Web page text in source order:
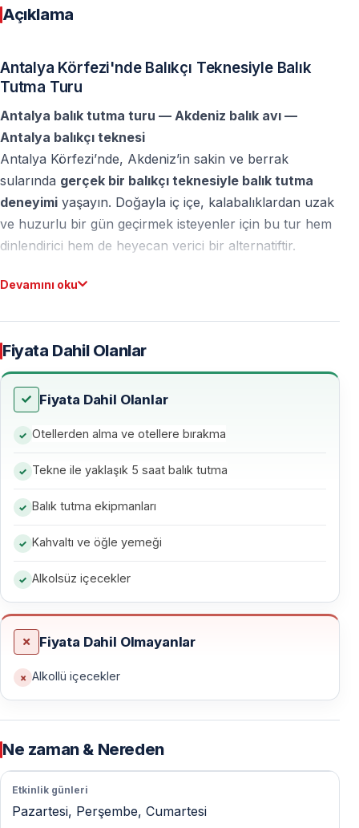
Açıklama
Antalya Körfezi'nde Balıkçı Teknesiyle Balık
Tutma Turu
Antalya balık tutma turu — Akdeniz balık avı —
Antalya balıkçı teknesi
Antalya Körfezi’nde, Akdeniz’in sakin ve berrak
sularında gerçek bir balıkçı teknesiyle balık tutma
deneyimi yaşayın. Doğayla iç içe, kalabalıklardan uzak
ve huzurlu bir gün geçirmek isteyenler için bu tur hem
dinlendirici hem de heyecan verici bir alternatiftir.
balık noktalarındagerçekleştirilir. Deneyimli kaptanlar
tarafından yönetilen turda,su altı balık tarama
cihazlarıkullanılarak en uygun avlanma alanları
Hem ilk kez balık tutacaklar hem de tecrübeli avcılar
için uygundur.
Otel Transferi
— Antalya şehir merkezindeki tüm otellerden alınış ve
bırakılış
— Konyaaltı
— Kaleiçi
— Lara
— Kundu
Balık Tutma Ekipmanları
— Olta ve temel balıkçılık ekipmanları
— Yem olarak tavuk eti, karides ve deniz kurdu
— Dileyen misafirler kendi oltasını ve yemini getirebilir
Devamını oku
Fiyata Dahil Olanlar
Fiyata Dahil Olanlar
Otellerden alma ve otellere bırakma
Tekne ile yaklaşık 5 saat balık tutma
Balık tutma ekipmanları
Kahvaltı ve öğle yemeği
Alkolsüz içecekler
Fiyata Dahil Olmayanlar
Alkollü içecekler
Ne zaman & Nereden
Etkinlik günleri
Pazartesi, Perşembe, Cumartesi